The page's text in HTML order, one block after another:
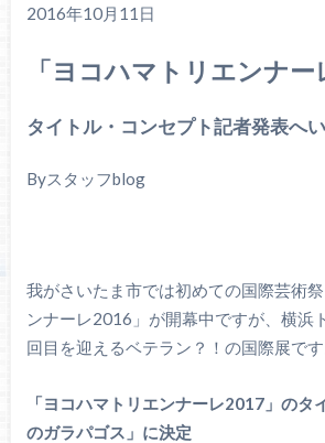
2016年10月11日
「ヨコハマトリエンナー
タイトル・コンセプト記者発表へ
Byスタッフblog
我がさいたま市では初めての国際芸術
ンナーレ2016」が開幕中ですが、横浜
回目を迎えるベテラン？！の国際展です
「ヨコハマトリエンナーレ2017」のタ
のガラパゴス」に決定